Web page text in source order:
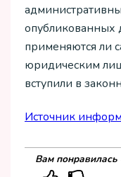
опубликованных
применяются ли
юридическим
вступили в
Источник
Вам понравилась